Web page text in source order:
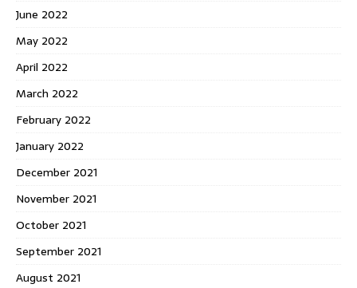
June 2022
May 2022
April 2022
March 2022
February 2022
January 2022
December 2021
November 2021
October 2021
September 2021
August 2021